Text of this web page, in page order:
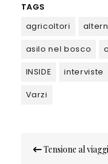
TAGS
agricoltori
asilo nel bosco
INSIDE
interviste
Varzi
Navigazione
Tensione al